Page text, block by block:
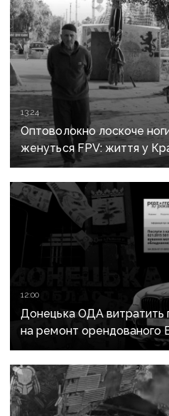
13:24
Оптоволокно лоскоче
женуться FPV: життя у
росіяни вбивають авіацією
12:00
Донецька ОДА витратить
на ремонт орендованого
дорожче за його